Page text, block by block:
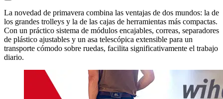
La novedad de primavera combina las ventajas de dos mundos: la de
los grandes trolleys y la de las cajas de herramientas más compactas.
Con un práctico sistema de módulos encajables, correas, separadores
de plástico ajustables y un asa telescópica extensible para un
transporte cómodo sobre ruedas, facilita significativamente el trabajo
diario.